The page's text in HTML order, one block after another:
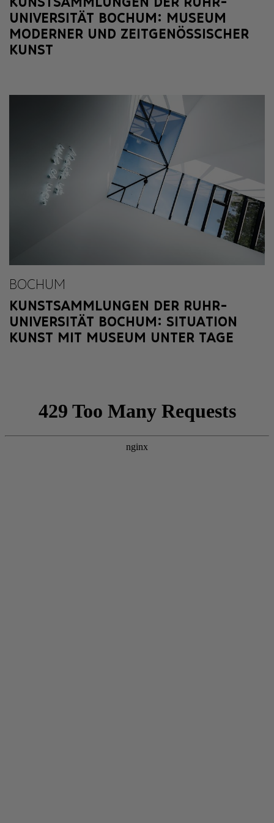
UNIVERSITÄT BOCHUM: MUSEUM
MODERNER UND ZEITGENÖSSISCHER
KUNST
BOCHUM
KUNSTSAMMLUNGEN DER RUHR-
UNIVERSITÄT BOCHUM: SITUATION
KUNST MIT MUSEUM UNTER TAGE